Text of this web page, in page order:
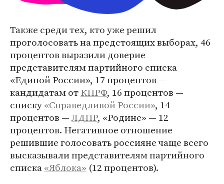
Также среди тех, кто уже решил
проголосовать на предстоящих выборах, 46
процентов выразили доверие
представителям партийного списка
«Единой России», 17 процентов —
кандидатам отКПРФ, 16 процентов —
списку«Справедливой России», 14
процентов —ЛДПР, «Родине» — 12
процентов. Негативное отношение
решившие голосовать россияне чаще всего
высказывали представителям партийного
списка«Яблока» (12 процентов).